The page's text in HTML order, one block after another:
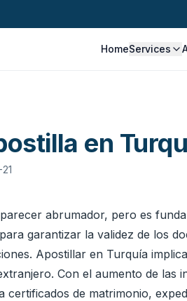
HomeServices
en
abrumador, pero es
garantizar la validez de los
Apostillar en Turquía
Con el aumento de las
de matrimonio,